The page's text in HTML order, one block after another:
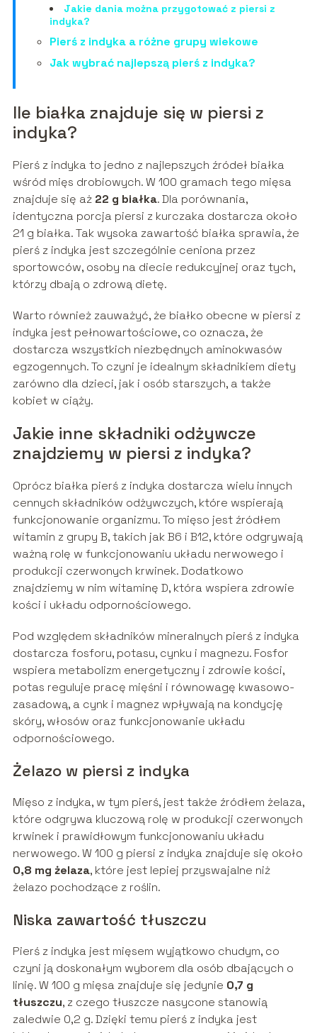
Jakie dania można przygotować z piersi z
indyka?
Pierś z indyka a różne grupy wiekowe
Jak wybrać najlepszą pierś z indyka?
Ile białka znajduje się w piersi z
indyka?
Pierś z indyka to jedno z najlepszych źródeł białka
wśród mięs drobiowych. W 100 gramach tego mięsa
znajduje się aż 22 g białka. Dla porównania,
identyczna porcja piersi z kurczaka dostarcza około
21 g białka. Tak wysoka zawartość białka sprawia, że
pierś z indyka jest szczególnie ceniona przez
sportowców, osoby na diecie redukcyjnej oraz tych,
którzy dbają o zdrową dietę.
Warto również zauważyć, że białko obecne w piersi z
indyka jest pełnowartościowe, co oznacza, że
dostarcza wszystkich niezbędnych aminokwasów
egzogennych. To czyni je idealnym składnikiem diety
zarówno dla dzieci, jak i osób starszych, a także
kobiet w ciąży.
Jakie inne składniki odżywcze
znajdziemy w piersi z indyka?
Oprócz białka pierś z indyka dostarcza wielu innych
cennych składników odżywczych, które wspierają
funkcjonowanie organizmu. To mięso jest źródłem
witamin z grupy B, takich jak B6 i B12, które odgrywają
ważną rolę w funkcjonowaniu układu nerwowego i
produkcji czerwonych krwinek. Dodatkowo
znajdziemy w nim witaminę D, która wspiera zdrowie
kości i układu odpornościowego.
Pod względem składników mineralnych pierś z indyka
dostarcza fosforu, potasu, cynku i magnezu. Fosfor
wspiera metabolizm energetyczny i zdrowie kości,
potas reguluje pracę mięśni i równowagę kwasowo-
zasadową, a cynk i magnez wpływają na kondycję
skóry, włosów oraz funkcjonowanie układu
odpornościowego.
Żelazo w piersi z indyka
Mięso z indyka, w tym pierś, jest także źródłem żelaza,
które odgrywa kluczową rolę w produkcji czerwonych
krwinek i prawidłowym funkcjonowaniu układu
nerwowego. W 100 g piersi z indyka znajduje się około
0,8 mg żelaza, które jest lepiej przyswajalne niż
żelazo pochodzące z roślin.
Niska zawartość tłuszczu
Pierś z indyka jest mięsem wyjątkowo chudym, co
czyni ją doskonałym wyborem dla osób dbających o
linię. W 100 g mięsa znajduje się jedynie 0,7 g
tłuszczu, z czego tłuszcze nasycone stanowią
zaledwie 0,2 g. Dzięki temu pierś z indyka jest